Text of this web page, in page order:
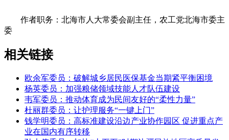
作者职务：北海市人大常委会副主任，农工党北海市委主
委
相关链接
欧余军委员：破解城乡居民医保基金当期紧平衡困境
杨英委员：加强粮储领域技能人才队伍建设
韦军委员：推动体育成为民间友好的“柔性力量”
杜丽群委员：让护理服务“一键上门”
钱学明委员：高标准建设沿边产业协作园区 促进重点产
业在国内有序转移